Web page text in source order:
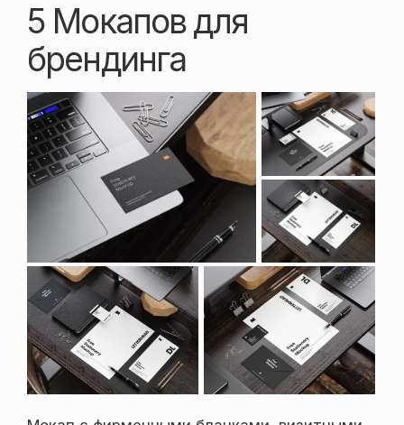
5 Мокапов для
брендинга